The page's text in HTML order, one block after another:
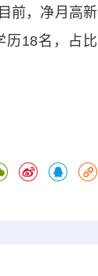
前，净月高新
历18名，占比